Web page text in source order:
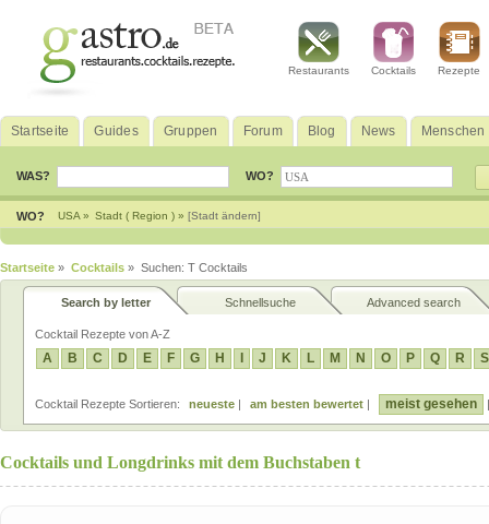
Restaurants Cocktails Rezepte
Startseite Guides Gruppen Forum Blog News Menschen
WAS? WO?
WO? USA » Stadt ( Region ) » [Stadt ändern]
Startseite » Cocktails » Suchen: T Cocktails
Search by letter Schnellsuche Advanced search
Cocktail Rezepte von A-Z
A B C D E F G H J K L M N O P Q R S
Cocktail Rezepte Sortieren: neueste | am besten bewertet | meist gesehen
Cocktails und Longdrinks mit dem Buchstaben t